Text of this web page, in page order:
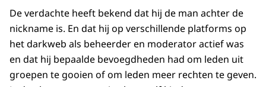
De verdachte heeft bekend dat hij de man achter de
nickname is. En dat hij op verschillende platforms op
het darkweb als beheerder en moderator actief was
en dat hij bepaalde bevoegdheden had om leden uit
groepen te gooien of om leden meer rechten te geven.